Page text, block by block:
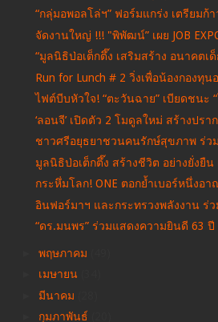
“กลุ่มอพอลโล่ฯ” ฟอร์มแกร่ง เตรียม
จัดงานใหญ่ !!! "พิพัฒน์” เผย JOB
“มูลนิธิป่อเต็กตึ๊ง เสริมสร้าง อนาคตเ
Run for Lunch # 2 วิ่งเพื่อน้องกองทุ
ไฟต์บีบหัวใจ! “ตะวันฉาย” เบียดชนะ “
‘ลอนจี’ เปิดตัว 2 โมดูลใหม่ สร้างปร
ชาวศรีอยุธยาชวนคนรักษ์สุขภาพ ร่ว
มูลนิธิป่อเต็กตึ๊ง สร้างชีวิต อย่างยั่งยืน
กระหึ่มโลก! ONE ตอกย้ำเบอร์หนึ่งอ
อินฟอร์มาฯ และกระทรวงพลังงาน ร่
“ดร.มนพร” ร่วมแสดงความยินดี 63
พฤษภาคม
เมษายน
มีนาคม
กุมภาพันธ์